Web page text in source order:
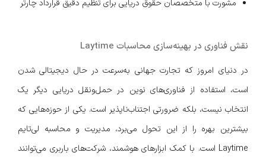
مشورت با متخصصان حقوق دریایی برای تنظیم دقیق قرارداد چارتر
نقش فناوری در بهینه‌سازی محاسبات Laytime
در دنیای امروز که تجارت جهانی به‌سرعت در حال دیجیتالی شدن
است، استفاده از فناوری‌های نوین در حمل‌ونقل دریایی دیگر یک
انتخاب نیست، بلکه ضرورتی اجتناب‌ناپذیر است. یکی از حوزه‌هایی که
بیشترین بهره را از این تحول می‌برد، مدیریت و محاسبه لی‌تایم
Laytime است. با کمک ابزارهای هوشمند، شرکت‌های باربری می‌توانند